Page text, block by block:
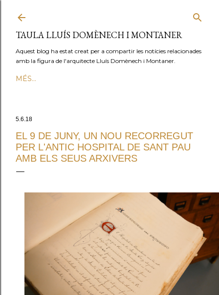
Salta al contingut
TAULA LLUÍS DOMÈNECH I MONTANER
Aquest blog ha estat creat per a compartir les notícies relacionades
amb la figura de l'arquitecte Lluís Domènech i Montaner.
MÉS…
5.6.18
EL 9 DE JUNY, UN NOU RECORREGUT
PER L'ANTIC HOSPITAL DE SANT PAU
AMB ELS SEUS ARXIVERS